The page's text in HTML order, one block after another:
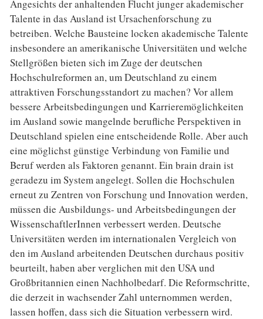
Angesichts der anhaltenden Flucht junger akademischer
Talente in das Ausland ist Ursachenforschung zu
betreiben. Welche Bausteine locken akademische Talente
insbesondere an amerikanische Universitäten und welche
Stellgrößen bieten sich im Zuge der deutschen
Hochschulreformen an, um Deutschland zu einem
attraktiven Forschungsstandort zu machen? Vor allem
bessere Arbeitsbedingungen und Karrieremöglichkeiten
im Ausland sowie mangelnde berufliche Perspektiven in
Deutschland spielen eine entscheidende Rolle. Aber auch
eine möglichst günstige Verbindung von Familie und
Beruf werden als Faktoren genannt. Ein brain drain ist
geradezu im System angelegt. Sollen die Hochschulen
erneut zu Zentren von Forschung und Innovation werden,
müssen die Ausbildungs- und Arbeitsbedingungen der
WissenschaftlerInnen verbessert werden. Deutsche
Universitäten werden im internationalen Vergleich von
den im Ausland arbeitenden Deutschen durchaus positiv
beurteilt, haben aber verglichen mit den USA und
Großbritannien einen Nachholbedarf. Die Reformschritte,
die derzeit in wachsender Zahl unternommen werden,
lassen hoffen, dass sich die Situation verbessern wird.